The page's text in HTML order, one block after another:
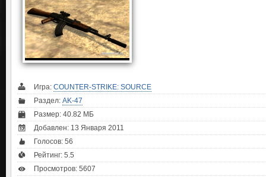
Игра: COUNTER-STRIKE: SOURCE
Раздел: AK-47
Размер: 40.82 МБ
Добавлен: 13 Января 2011
Голосов: 56
Рейтинг: 5.5
Просмотров: 5607